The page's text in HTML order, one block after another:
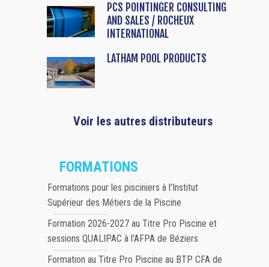
PCS POINTINGER CONSULTING
AND SALES / ROCHEUX
INTERNATIONAL
LATHAM POOL PRODUCTS
Voir les autres distributeurs
FORMATIONS
Formations pour les pisciniers à l'Institut
Supérieur des Métiers de la Piscine
Formation 2026-2027 au Titre Pro Piscine et
sessions QUALIPAC à l'AFPA de Béziers
Formation au Titre Pro Piscine au BTP CFA de